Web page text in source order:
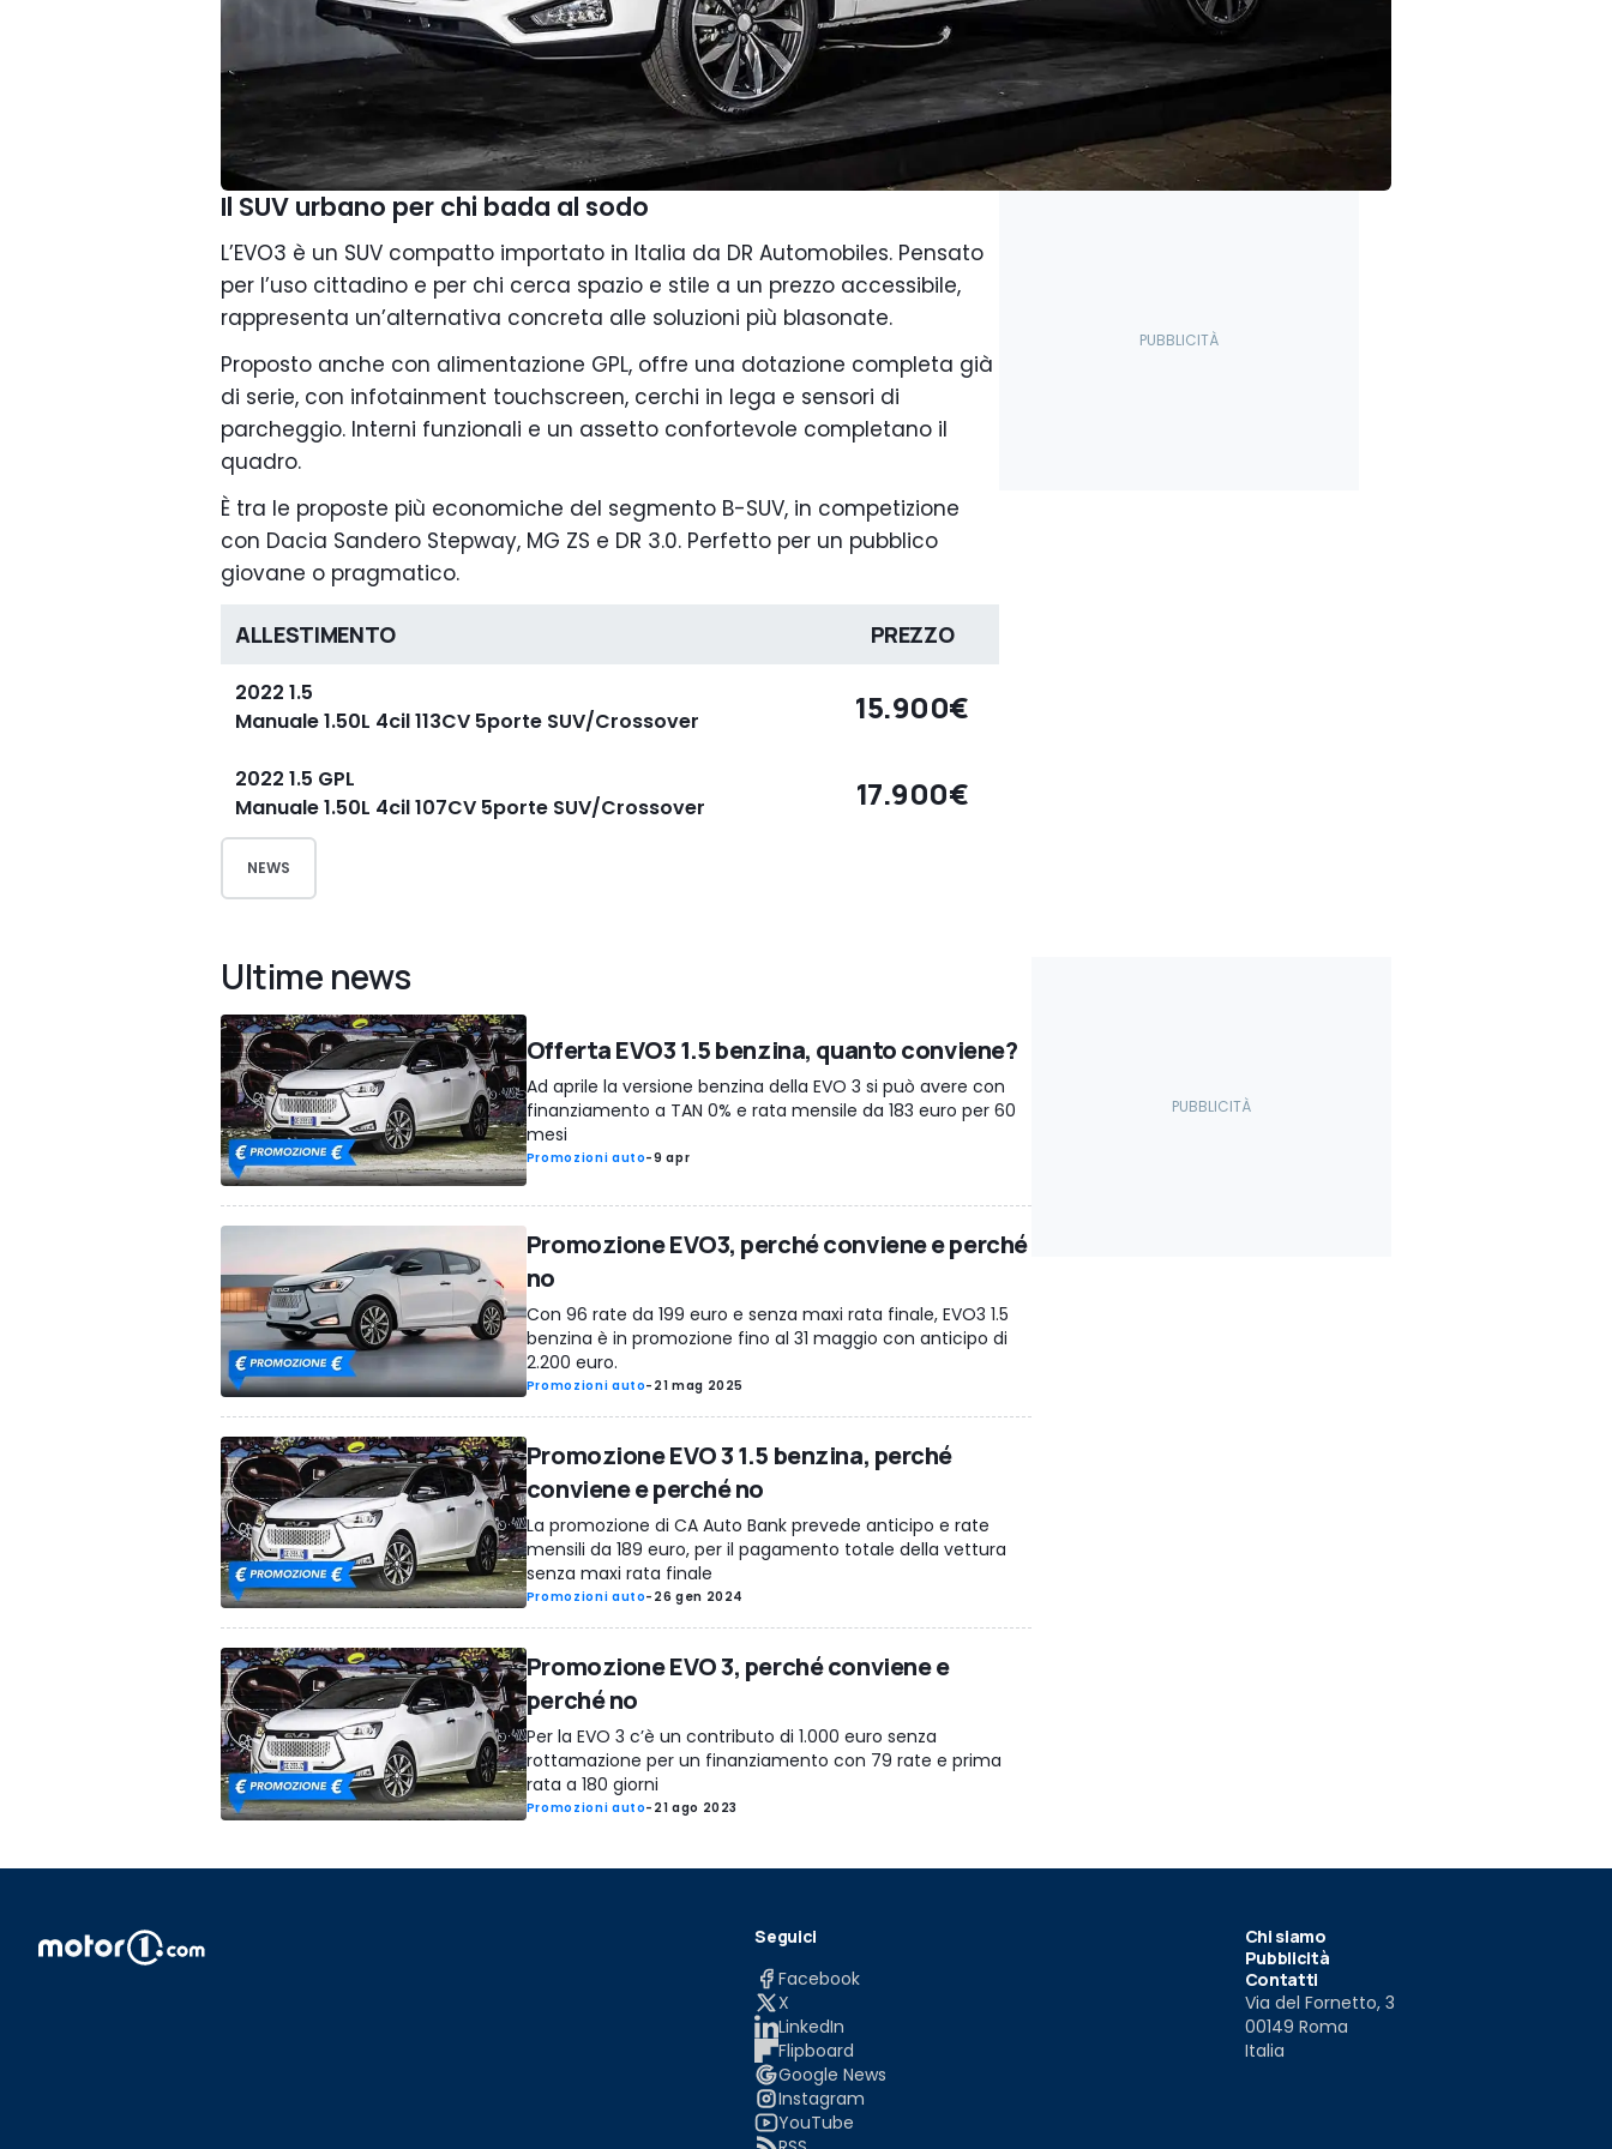
Il SUV urbano per chi bada al sodo
L’EVO3 è un SUV compatto importato in Italia da DR Automobiles. Pensato
per l’uso cittadino e per chi cerca spazio e stile a un prezzo accessibile,
rappresenta un’alternativa concreta alle soluzioni più blasonate.
Proposto anche con alimentazione GPL, offre una dotazione completa già
di serie, con infotainment touchscreen, cerchi in lega e sensori di
parcheggio. Interni funzionali e un assetto confortevole completano il
quadro.
È tra le proposte più economiche del segmento B-SUV, in competizione
con Dacia Sandero Stepway, MG ZS e DR 3.0. Perfetto per un pubblico
giovane o pragmatico.
ALLESTIMENTO PREZZO
2022 1.5
Manuale 1.50L 4cil 113CV 5porte SUV/Crossover
15.900€
2022 1.5 GPL
Manuale 1.50L 4cil 107CV 5porte SUV/Crossover
17.900€
NEWS
Ultime news
Offerta EVO3 1.5 benzina, quanto conviene?
Ad aprile la versione benzina della EVO 3 si può avere con
finanziamento a TAN 0% e rata mensile da 183 euro per 60
mesi
Promozioni auto-9 apr
Promozione EVO3, perché conviene e perché
no
Con 96 rate da 199 euro e senza maxi rata finale, EVO3 1.5
benzina è in promozione fino al 31 maggio con anticipo di
2.200 euro.
Promozioni auto- 21 mag 2025
Promozione EVO 3 1.5 benzina, perché
conviene e perché no
La promozione di CA Auto Bank prevede anticipo e rate
mensili da 189 euro, per il pagamento totale della vettura
senza maxi rata finale
Promozioni auto- 26 gen 2024
Promozione EVO 3, perché conviene e
perché no
Per la EVO 3 c’è un contributo di 1.000 euro senza
rottamazione per un finanziamento con 79 rate e prima
rata a 180 giorni
Promozioni auto- 21 ago 2023
Seguici
Facebook
X
LinkedIn
Flipboard
Google News
Instagram
YouTube
Chi siamo
Pubblicità
Contatti
Via del Fornetto, 3
00149 Roma
Italia